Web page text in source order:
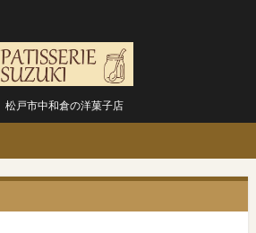
松戸市中和倉の洋菓子店